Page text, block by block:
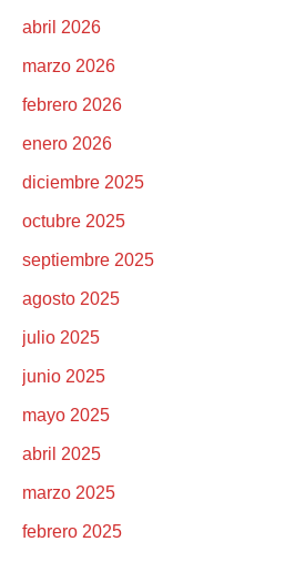
abril 2026
marzo 2026
febrero 2026
enero 2026
diciembre 2025
octubre 2025
septiembre 2025
agosto 2025
julio 2025
junio 2025
mayo 2025
abril 2025
marzo 2025
febrero 2025